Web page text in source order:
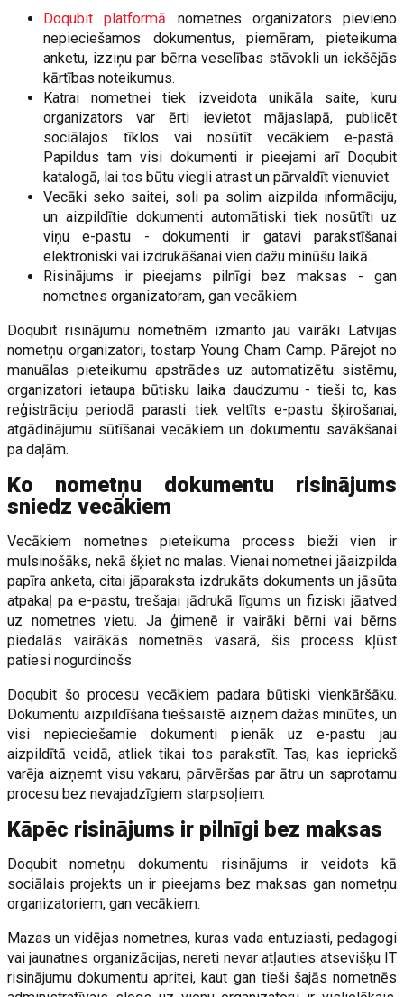
Doqubit platformā nometnes organizators pievieno
nepieciešamos dokumentus, piemēram, pieteikuma
anketu, izziņu par bērna veselības stāvokli un iekšējās
kārtības noteikumus.
Katrai nometnei tiek izveidota unikāla saite, kuru
organizators var ērti ievietot mājaslapā, publicēt
sociālajos tīklos vai nosūtīt vecākiem e-pastā.
Papildus tam visi dokumenti ir pieejami arī Doqubit
katalogā, lai tos būtu viegli atrast un pārvaldīt vienuviet.
Vecāki seko saitei, soli pa solim aizpilda informāciju,
un aizpildītie dokumenti automātiski tiek nosūtīti uz
viņu e-pastu - dokumenti ir gatavi parakstīšanai
elektroniski vai izdrukāšanai vien dažu minūšu laikā.
Risinājums ir pieejams pilnīgi bez maksas - gan
nometnes organizatoram, gan vecākiem.
Doqubit risinājumu nometnēm izmanto jau vairāki Latvijas
nometņu organizatori, tostarp Young Cham Camp. Pārejot no
manuālas pieteikumu apstrādes uz automatizētu sistēmu,
organizatori ietaupa būtisku laika daudzumu - tieši to, kas
reģistrāciju periodā parasti tiek veltīts e-pastu šķirošanai,
atgādinājumu sūtīšanai vecākiem un dokumentu savākšanai
pa daļām.
Ko nometņu dokumentu risinājums
sniedz vecākiem
Vecākiem nometnes pieteikuma process bieži vien ir
mulsinošāks, nekā šķiet no malas. Vienai nometnei jāaizpilda
papīra anketa, citai jāparaksta izdrukāts dokuments un jāsūta
atpakaļ pa e-pastu, trešajai jādrukā līgums un fiziski jāatved
uz nometnes vietu. Ja ģimenē ir vairāki bērni vai bērns
piedalās vairākās nometnēs vasarā, šis process kļūst
patiesi nogurdinošs.
Doqubit šo procesu vecākiem padara būtiski vienkāršāku.
Dokumentu aizpildīšana tiešsaistē aizņem dažas minūtes, un
visi nepieciešamie dokumenti pienāk uz e-pastu jau
aizpildītā veidā, atliek tikai tos parakstīt. Tas, kas iepriekš
varēja aizņemt visu vakaru, pārvēršas par ātru un saprotamu
procesu bez nevajadzīgiem starpsoļiem.
Kāpēc risinājums ir pilnīgi bez maksas
Doqubit nometņu dokumentu risinājums ir veidots kā
sociālais projekts un ir pieejams bez maksas gan nometņu
organizatoriem, gan vecākiem.
Mazas un vidējas nometnes, kuras vada entuziasti, pedagogi
vai jaunatnes organizācijas, nereti nevar atļauties atsevišķu IT
risinājumu dokumentu apritei, kaut gan tieši šajās nometnēs